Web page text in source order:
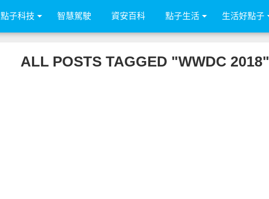
點子科技 智慧駕駛 資安百科 點子生活 生活好點子
ALL POSTS TAGGED "WWDC 2018"